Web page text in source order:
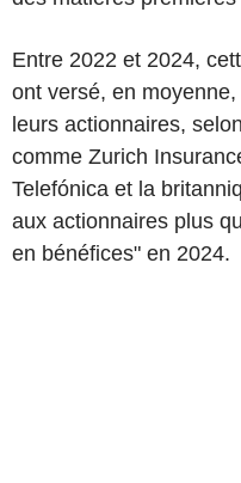
Entre 2022 et 2024,
ont versé, en
leurs actionnaires,
comme Zurich
Telefónica et la
aux actionnaires plus
en bénéfices" en 2024.